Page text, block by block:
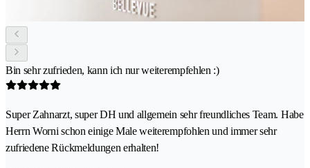
Bin sehr zufrieden, kann ich nur weiterempfehlen :)
Super Zahnarzt, super DH und allgemein sehr freundliches Team. Habe
Herrn Worni schon einige Male weiterempfohlen und immer sehr
zufriedene Rückmeldungen erhalten!